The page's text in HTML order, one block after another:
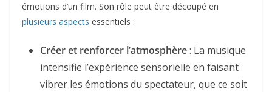
émotions d’un film. Son rôle peut être découpé en
plusieurs aspects essentiels :
Créer et renforcer l’atmosphère: La musique
intensifie l’expérience sensorielle en faisant
vibrer les émotions du spectateur, que ce soit